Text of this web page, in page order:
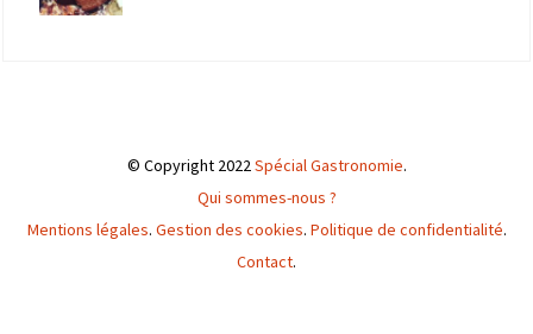
© Copyright 2022Spécial Gastronomie.
Qui sommes-nous ?
Mentions légales. Gestion des cookies. Politique de confidentialité.
Contact.